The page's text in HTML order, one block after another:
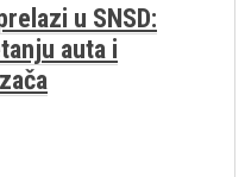
u SNSD:
auta i